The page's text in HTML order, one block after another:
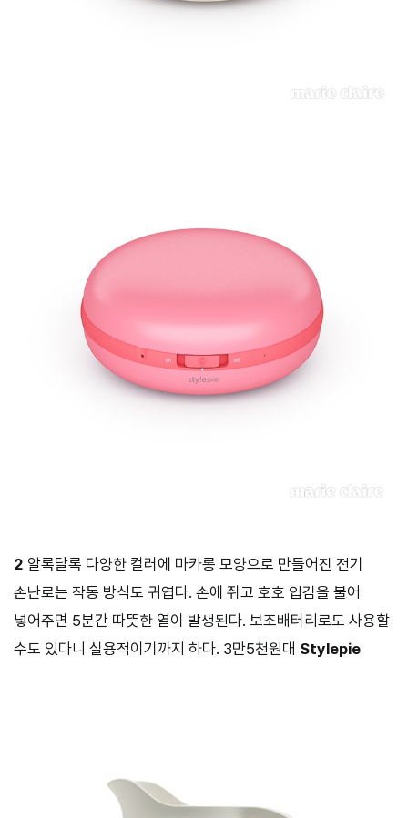
2 알록달록 다양한 컬러에 마카롱 모양으로 만들어진 전기
손난로는 작동 방식도 귀엽다. 손에 쥐고 호호 입김을 불어
넣어주면 5분간 따뜻한 열이 발생된다. 보조배터리로도 사용할
수도 있다니 실용적이기까지 하다. 3만5천원대 Stylepie